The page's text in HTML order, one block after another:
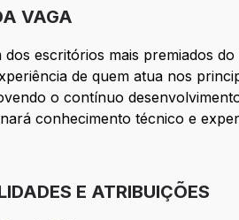
VAGA
dos escritórios mais premiados do
de quem atua nos
o contínuo
conhecimento técnico e
E ATRIBUIÇÕES